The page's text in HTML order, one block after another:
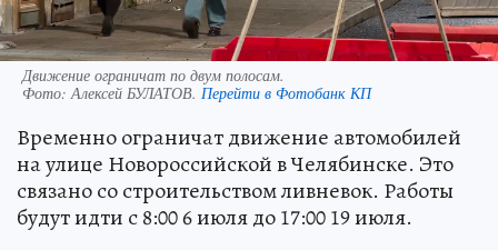
Движение ограничат по двум полосам.
Фото:Алексей БУЛАТОВ. Перейти в Фотобанк КП
Временно ограничат движение автомобилей
на улице Новороссийской в Челябинске. Это
связано со строительством ливневок. Работы
будут идти с 8:00 6 июля до 17:00 19 июля.